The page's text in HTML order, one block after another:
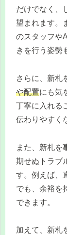
だけでなく、
望まれます。
のスタッフや
きを行う姿勢
さらに、新札
や配置にも気
丁寧に入れる
伝わりやすく
また、新札を
期せぬトラブ
す。例えば、
でも、余裕を
できます。
加えて、新札